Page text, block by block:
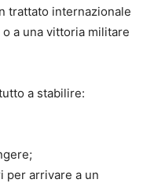
trattato internazionale
a una vittoria militare
a stabilire:
per arrivare a un